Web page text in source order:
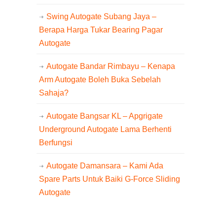
Swing Autogate Subang Jaya –
Berapa Harga Tukar Bearing Pagar
Autogate
Autogate Bandar Rimbayu – Kenapa
Arm Autogate Boleh Buka Sebelah
Sahaja?
Autogate Bangsar KL – Apgrigate
Underground Autogate Lama Berhenti
Berfungsi
Autogate Damansara – Kami Ada
Spare Parts Untuk Baiki G-Force Sliding
Autogate